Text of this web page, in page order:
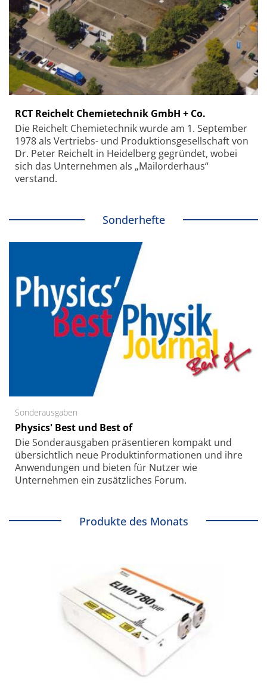
RCT Reichelt Chemietechnik GmbH + Co.
Die Reichelt Chemietechnik wurde am 1. September
1978 als Vertriebs- und Produktionsgesellschaft von
Dr. Peter Reichelt in Heidelberg gegründet, wobei
sich das Unternehmen als „Mailorderhaus“
verstand.
Sonderhefte
Sonderausgaben
Physics' Best und Best of
Die Sonder­ausgaben präsentieren kompakt und
übersichtlich neue Produkt­informationen und ihre
Anwendungen und bieten für Nutzer wie
Unternehmen ein zusätzliches Forum.
Produkte des Monats